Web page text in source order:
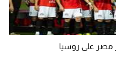
مصر على روسيا